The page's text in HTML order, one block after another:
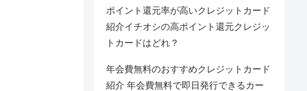
ポイント還元率が高いクレジットカード
紹介イチオシの高ポイント還元クレジッ
トカードはどれ？
年会費無料のおすすめクレジットカード
紹介 年会費無料で即日発行できるカー